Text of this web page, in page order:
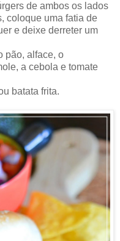
de ambos os lados
coloque uma fatia de
e deixe derreter um
pão, alface, o
a cebola e tomate
batata frita.